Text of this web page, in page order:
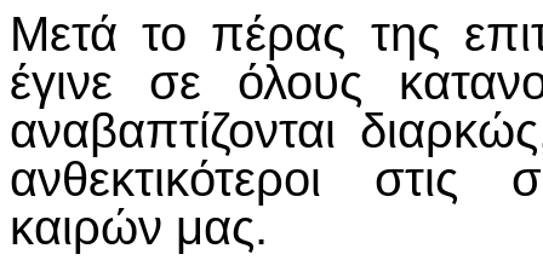
Μετά το πέρας της
έγινε σε όλους
αναβαπτίζονται
ανθεκτικότεροι
καιρών μας.